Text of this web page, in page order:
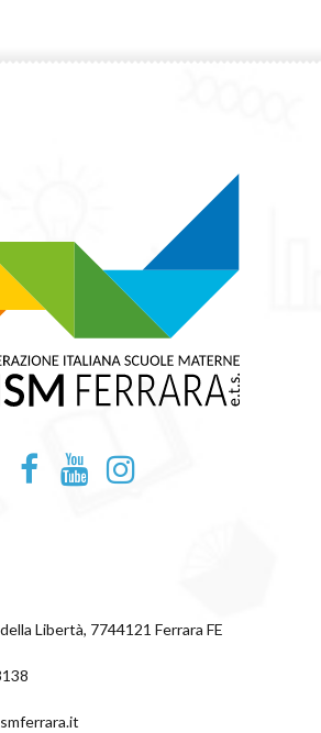
Libertà, 7744121 Ferrara FE